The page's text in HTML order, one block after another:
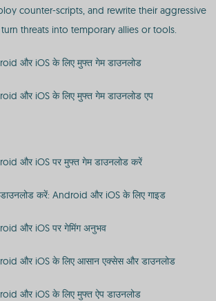
counter-scripts, and rewrite their aggressive
threats into temporary allies or tools.
और iOS के लिए मुफ्त गेम डाउनलोड
और iOS के लिए मुफ्त गेम डाउनलोड एप
और iOS पर मुफ्त गेम डाउनलोड करें
करें: Android और iOS के लिए गाइड
और iOS पर गेमिंग अनुभव
और iOS के लिए आसान एक्सेस और डाउनलोड
और iOS के लिए मुफ्त ऐप डाउनलोड